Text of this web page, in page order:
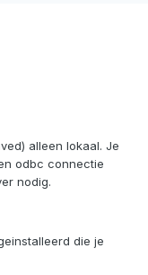
alleen lokaal. Je
odbc connectie
nodig.
die je